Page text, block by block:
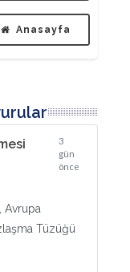
Anasayfa
3
gün
önce
Avrupa
Tüzüğü